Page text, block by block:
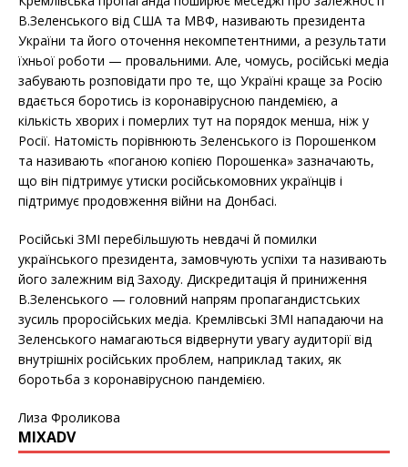
В.Зеленського від США та МВФ, називають президента
України та його оточення некомпетентними, а результати
їхньої роботи — провальними. Але, чомусь, російські медіа
забувають розповідати про те, що Україні краще за Росію
вдається боротись із коронавірусною пандемією, а
кількість хворих і померлих тут на порядок менша, ніж у
Росії. Натомість порівнюють Зеленського із Порошенком
та називають «поганою копією Порошенка» зазначають,
що він підтримує утиски російськомовних українців і
підтримує продовження війни на Донбасі.
Російські ЗМІ перебільшують невдачі й помилки
українського президента, замовчують успіхи та називають
його залежним від Заходу. Дискредитація й приниження
В.Зеленського — головний напрям пропагандистських
зусиль проросійських медіа. Кремлівські ЗМІ нападаючи на
Зеленського намагаються відвернути увагу аудиторії від
внутрішніх російських проблем, наприклад таких, як
боротьба з коронавірусною пандемією.
Лиза Фроликова
MIXADV